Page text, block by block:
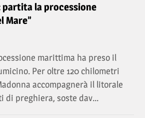
partita la processione
Mare”
marittima ha preso il
Per oltre 120 chilometri
accompagnerà il litorale
di preghiera, soste dav...